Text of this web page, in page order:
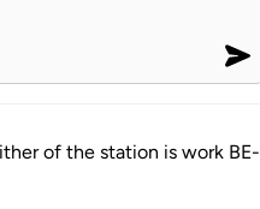
of the station is work BE-